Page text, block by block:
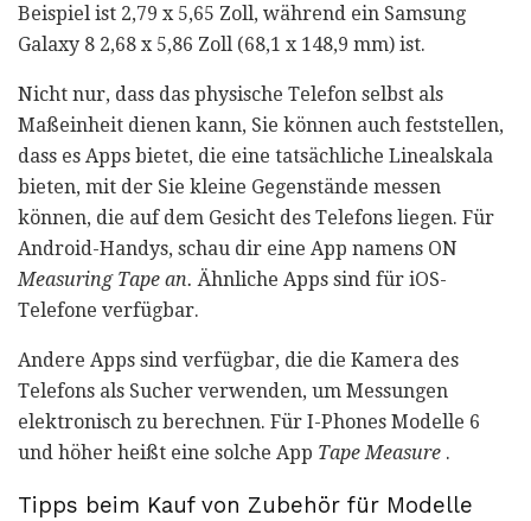
Beispiel ist 2,79 x 5,65 Zoll, während ein Samsung
Galaxy 8 2,68 x 5,86 Zoll (68,1 x 148,9 mm) ist.
Nicht nur, dass das physische Telefon selbst als
Maßeinheit dienen kann, Sie können auch feststellen,
dass es Apps bietet, die eine tatsächliche Linealskala
bieten, mit der Sie kleine Gegenstände messen
können, die auf dem Gesicht des Telefons liegen. Für
Android-Handys, schau dir eine App namens ON
Measuring Tape an. Ähnliche Apps sind für iOS-
Telefone verfügbar.
Andere Apps sind verfügbar, die die Kamera des
Telefons als Sucher verwenden, um Messungen
elektronisch zu berechnen. Für I-Phones Modelle 6
und höher heißt eine solche App Tape Measure .
Tipps beim Kauf von Zubehör für Modelle